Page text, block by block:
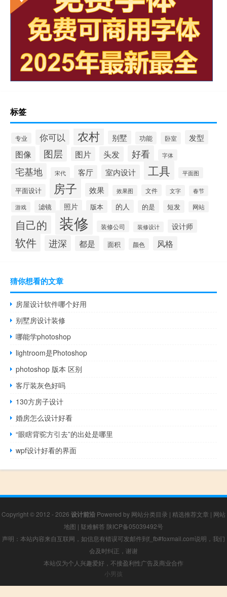
标签
专业 你可以 农村 别墅 功能 卧室 发型
图像 图层 图片 头发 好看 字体
宅基地 宋代 客厅 室内设计 工具 平面图
平面设计 房子 效果 效果图 文件 文字 春节
游戏 滤镜 照片 版本 的人 的是 短发 网站
自己的 装修 装修公司 装修设计 设计师
软件 进深 都是 面积 颜色 风格
猜你想看的文章
房屋设计软件哪个好用
别墅房设计装修
哪能学photoshop
lightroom是Photoshop
photoshop 版本 区别
客厅装灰色好吗
130方房子设计
婚房怎么设计好看
“眼瞎背驼方引去”的出处是哪里
wpf设计好看的界面
Copyright © 2012 - 2026 设计前沿 Powered by 网站分类目录 | 精选推荐文章 | 网站
地图 | 疑难解答 陕ICP备05039492号
声明：本站内容来自互联网，如信息有错误可发邮件到f_fb#foxmail.com说明，我们
会及时纠正，谢谢
本站仅为个人兴趣爱好，不接盈利性广告及商业合作
小男孩